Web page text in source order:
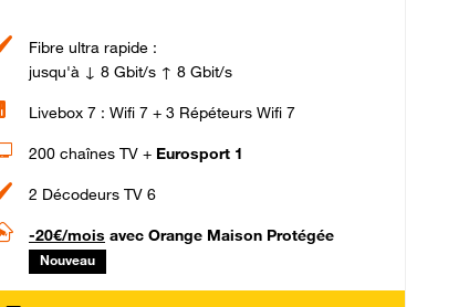
Fibre ultra rapide :
jusqu'à ↓ 8 Gbit/s ↑ 8 Gbit/s
Livebox 7 : Wifi 7 + 3 Répéteurs Wifi 7
200 chaînes TV + Eurosport 1
2 Décodeurs TV 6
-20€/mois avec Orange Maison Protégée
Nouveau